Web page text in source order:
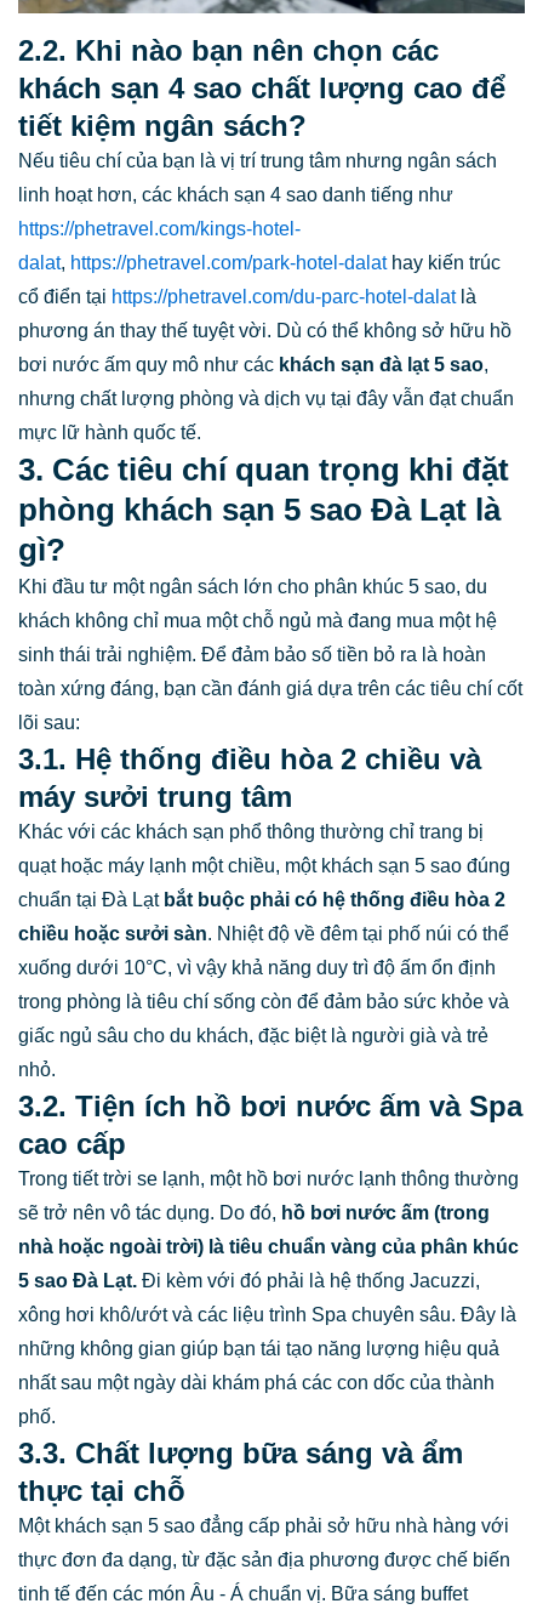
2.2. Khi nào bạn nên chọn các
khách sạn 4 sao chất lượng cao để
tiết kiệm ngân sách?
Nếu tiêu chí của bạn là vị trí trung tâm nhưng ngân sách
linh hoạt hơn, các khách sạn 4 sao danh tiếng như
https://phetravel.com/kings-hotel-
dalat, https://phetravel.com/park-hotel-dalathay kiến trúc
cổ điển tại https://phetravel.com/du-parc-hotel-dalatlà
phương án thay thế tuyệt vời. Dù có thể không sở hữu hồ
bơi nước ấm quy mô như các khách sạn đà lạt 5 sao,
nhưng chất lượng phòng và dịch vụ tại đây vẫn đạt chuẩn
mực lữ hành quốc tế.
3. Các tiêu chí quan trọng khi đặt
phòng khách sạn 5 sao Đà Lạt là
gì?
Khi đầu tư một ngân sách lớn cho phân khúc 5 sao, du
khách không chỉ mua một chỗ ngủ mà đang mua một hệ
sinh thái trải nghiệm. Để đảm bảo số tiền bỏ ra là hoàn
toàn xứng đáng, bạn cần đánh giá dựa trên các tiêu chí cốt
lõi sau:
3.1. Hệ thống điều hòa 2 chiều và
máy sưởi trung tâm
Khác với các khách sạn phổ thông thường chỉ trang bị
quạt hoặc máy lạnh một chiều, một khách sạn 5 sao đúng
chuẩn tại Đà Lạt bắt buộc phải có hệ thống điều hòa 2
chiều hoặc sưởi sàn. Nhiệt độ về đêm tại phố núi có thể
xuống dưới 10°C, vì vậy khả năng duy trì độ ấm ổn định
trong phòng là tiêu chí sống còn để đảm bảo sức khỏe và
giấc ngủ sâu cho du khách, đặc biệt là người già và trẻ
nhỏ.
3.2. Tiện ích hồ bơi nước ấm và Spa
cao cấp
Trong tiết trời se lạnh, một hồ bơi nước lạnh thông thường
sẽ trở nên vô tác dụng. Do đó, hồ bơi nước ấm (trong
nhà hoặc ngoài trời) là tiêu chuẩn vàng của phân khúc
5 sao Đà Lạt. Đi kèm với đó phải là hệ thống Jacuzzi,
xông hơi khô/ướt và các liệu trình Spa chuyên sâu. Đây là
những không gian giúp bạn tái tạo năng lượng hiệu quả
nhất sau một ngày dài khám phá các con dốc của thành
phố.
3.3. Chất lượng bữa sáng và ẩm
thực tại chỗ
Một khách sạn 5 sao đẳng cấp phải sở hữu nhà hàng với
thực đơn đa dạng, từ đặc sản địa phương được chế biến
tinh tế đến các món Âu - Á chuẩn vị. Bữa sáng buffet